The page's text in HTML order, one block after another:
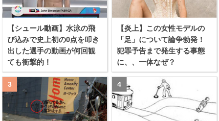
【シュール動画】水泳の飛
び込みで史上初の0点を叩き
出した選手の動画が何回観
ても衝撃的！
【炎上】この女性モデルの
「足」について論争勃発！
犯罪予告まで発生する事態
に、、一体なぜ？